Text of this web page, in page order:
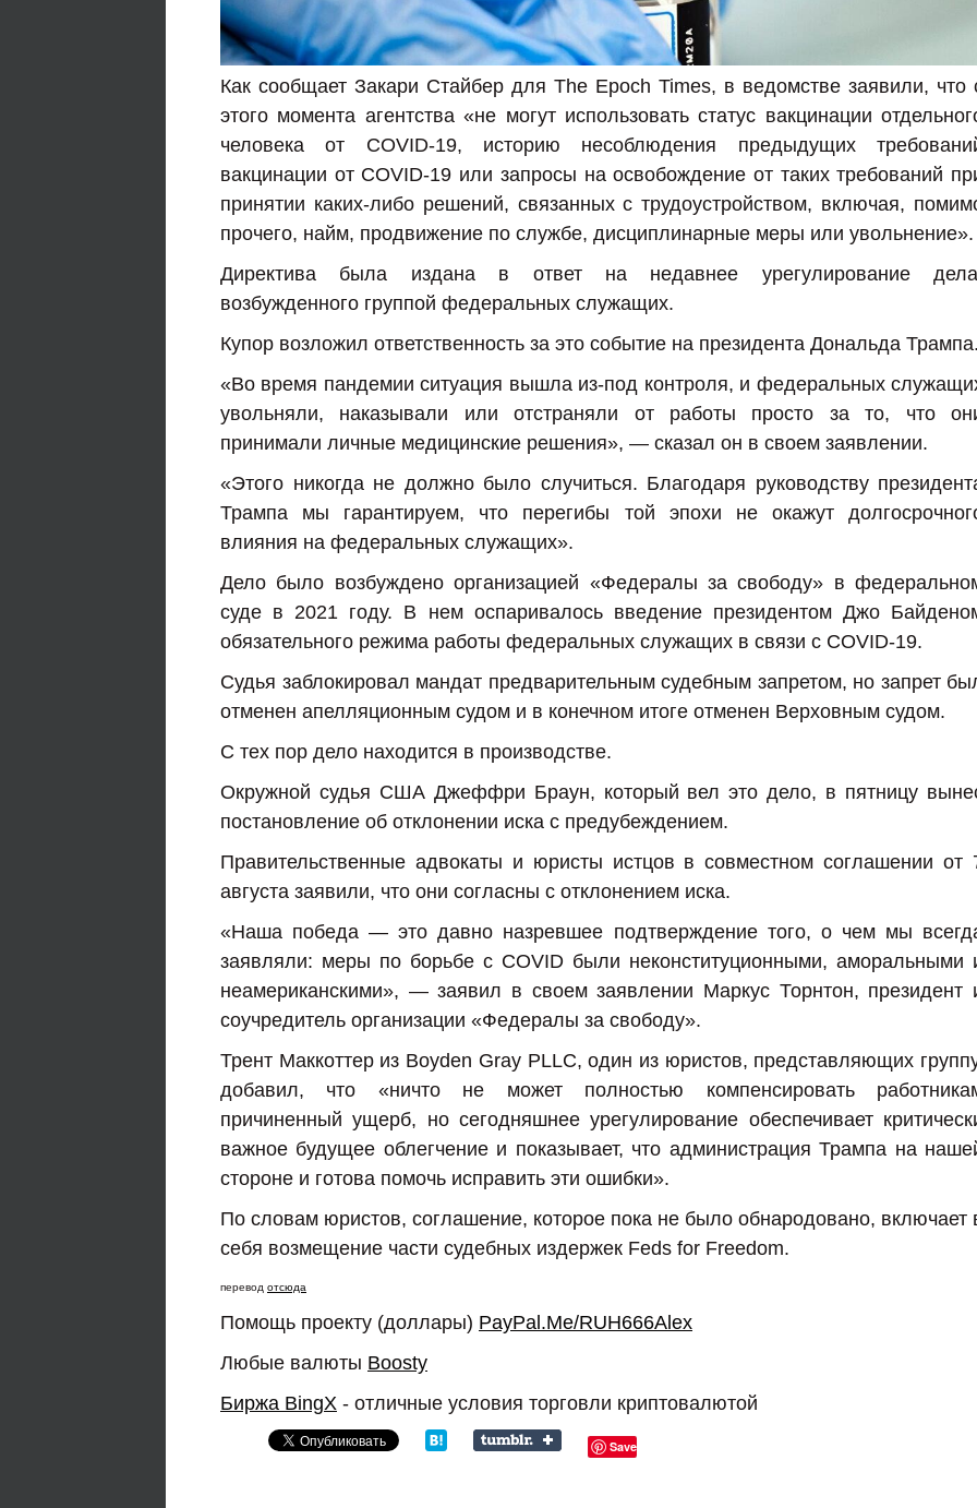
Как сообщает Закари Стайбер для The Epoch Times, в ведомстве заявили, что
этого момента агентства «не могут использовать статус вакцинации
человека от COVID-19, историю несоблюдения предыдущих
вакцинации от COVID-19 или запросы на освобождение от таких требований
принятии каких-либо решений, связанных с трудоустройством, включая,
прочего, найм, продвижение по службе, дисциплинарные меры или увольнение».
Директива была издана в ответ на недавнее урегулирование
возбужденного группой федеральных служащих.
Купор возложил ответственность за это событие на президента Дональда Трампа.
«Во время пандемии ситуация вышла из-под контроля, и федеральных
увольняли, наказывали или отстраняли от работы просто за то, что
принимали личные медицинские решения», — сказал он в своем заявлении.
«Этого никогда не должно было случиться. Благодаря руководству
Трампа мы гарантируем, что перегибы той эпохи не окажут
влияния на федеральных служащих».
Дело было возбуждено организацией «Федералы за свободу» в
суде в 2021 году. В нем оспаривалось введение президентом Джо
обязательного режима работы федеральных служащих в связи с COVID-19.
Судья заблокировал мандат предварительным судебным запретом, но запрет
отменен апелляционным судом и в конечном итоге отменен Верховным судом.
С тех пор дело находится в производстве.
Окружной судья США Джеффри Браун, который вел это дело, в пятницу
постановление об отклонении иска с предубеждением.
Правительственные адвокаты и юристы истцов в совместном соглашении от
августа заявили, что они согласны с отклонением иска.
«Наша победа — это давно назревшее подтверждение того, о чем мы
заявляли: меры по борьбе с COVID были неконституционными, аморальными
неамериканскими», — заявил в своем заявлении Маркус Торнтон, президент
соучредитель организации «Федералы за свободу».
Трент Маккоттер из Boyden Gray PLLC, один из юристов, представляющих
добавил, что «ничто не может полностью компенсировать
причиненный ущерб, но сегодняшнее урегулирование обеспечивает
важное будущее облегчение и показывает, что администрация Трампа на
стороне и готова помочь исправить эти ошибки».
По словам юристов, соглашение, которое пока не было обнародовано, включает
себя возмещение части судебных издержек Feds for Freedom.
перевод отсюда
Помощь проекту (доллары) PayPal.Me/RUH666Alex
Любые валюты Boosty
Биржа BingX - отличные условия торговли криптовалютой
Save